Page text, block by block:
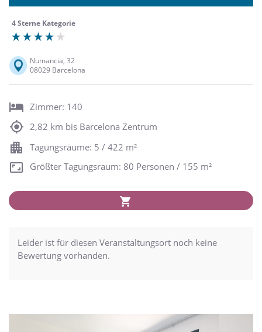
4 Sterne Kategorie
Numancia, 32
08029 Barcelona
Zimmer: 140
2,82 km bis Barcelona Zentrum
Tagungsräume: 5 / 422 m²
Größter Tagungsraum: 80 Personen / 155 m²
Leider ist für diesen Veranstaltungsort noch keine
Bewertung vorhanden.